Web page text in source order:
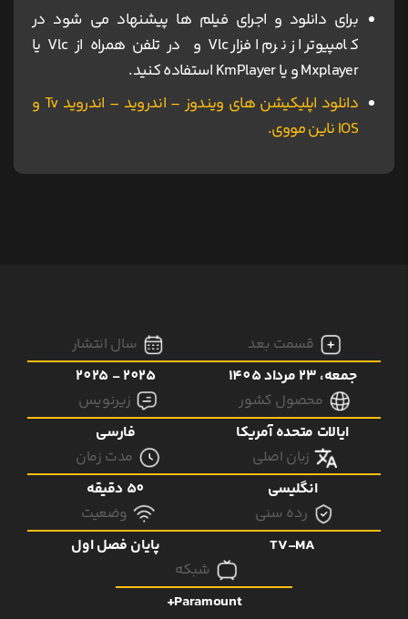
برای دانلود و اجرای فیلم ها پیشنهاد می شود در
کامپیوتر از نرم افزار Vlc و در تلفن همراه از Vlc یا
Mxplayer و یا KmPlayer استفاده کنید.
دانلود اپلیکیشن های ویندوز – اندروید – اندروید Tv و
IOS ناین مووی.
قسمت بعد
جمعه، 23 مرداد 1405
سال انتشار
2025 - 2025
محصول کشور
ایالات متحده آمریکا
زیرنویس
فارسی
زبان اصلی
انگلیسی
مدت زمان
50 دقیقه
رده سنی
TV-MA
وضعیت
پایان فصل اول
شبکه
Paramount+